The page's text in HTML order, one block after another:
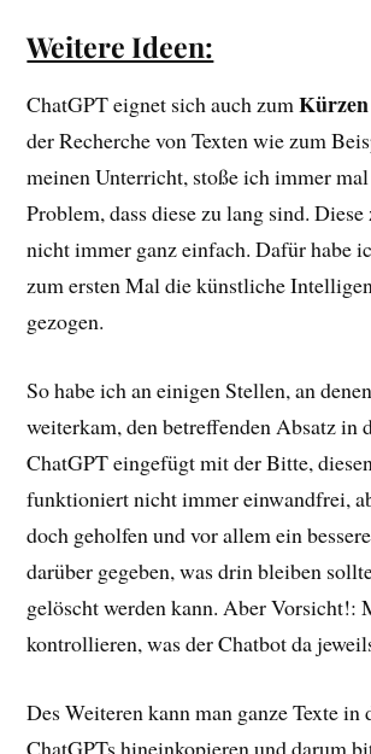
Weitere Ideen:
ChatGPT eignet sich auch zum
der Recherche von Texten wie zum
meinen Unterricht, stoße ich immer
Problem, dass diese zu lang sind.
nicht immer ganz einfach. Dafür habe
zum ersten Mal die künstliche
gezogen.
So habe ich an einigen Stellen, an
weiterkam, den betreffenden Absatz in
ChatGPT eingefügt mit der Bitte,
funktioniert nicht immer einwandfrei,
doch geholfen und vor allem ein
darüber gegeben, was drin bleiben
gelöscht werden kann. Aber Vorsicht!:
kontrollieren, was der Chatbot da
Des Weiteren kann man ganze Texte in
ChatGPTs hineinkopieren und darum